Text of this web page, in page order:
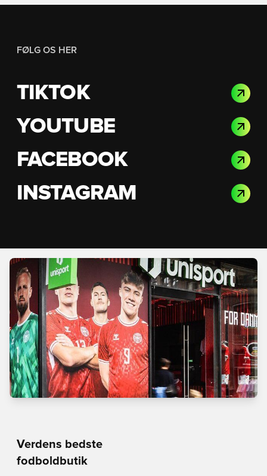
FØLG OS HER
TIKTOK
YOUTUBE
FACEBOOK
INSTAGRAM
Verdens bedste
fodboldbutik